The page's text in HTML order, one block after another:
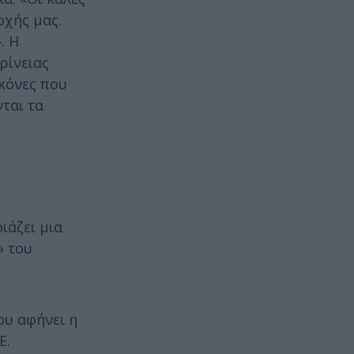
μας.
Η
που
τα
μια
του
αφήνει η